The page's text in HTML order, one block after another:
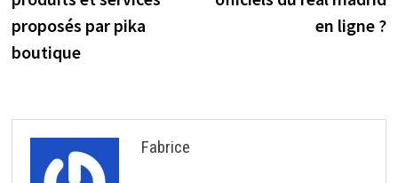
l’article
proposés par pika
boutique
en ligne ?
Fabrice